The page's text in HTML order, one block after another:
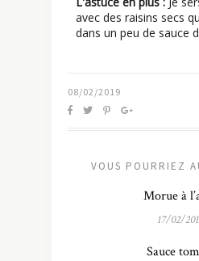
avec des raisins secs
dans un peu de sauce
08/02/2019
VOUS POURRIEZ
Morue à
17/02/
Sauce